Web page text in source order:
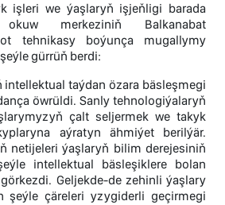
işleri we ýaşlaryň işjeňligi barada
merkeziniň Balkanabat
tehnikasy boýunça mugallymy
gürrüň berdi:
taýdan özara bäsleşmegi
öwrüldi. Sanly tehnologiýalaryň
çalt seljermek we takyk
aýratyn ähmiýet berilýär.
netijeleri ýaşlaryň bilim derejesiniň
intellektual bäsleşiklere bolan
Geljekde-de zehinli ýaşlary
şeýle çäreleri yzygiderli geçirmegi